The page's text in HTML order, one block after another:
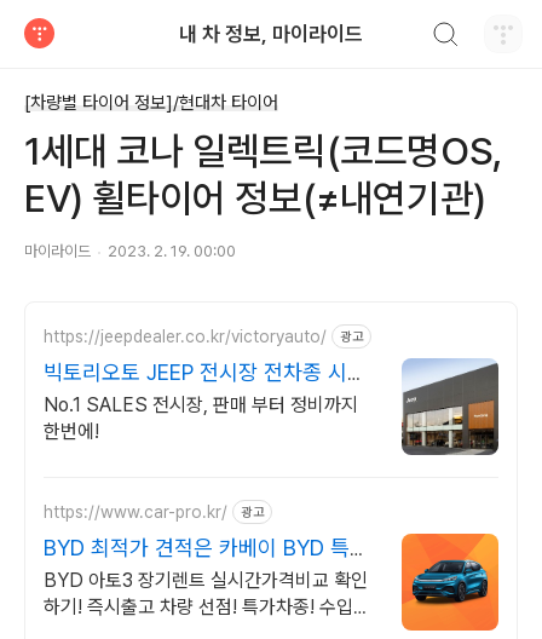
내 차 정보, 마이라이드
[차량별 타이어 정보]/현대차 타이어
1세대 코나 일렉트릭(코드명OS,
EV) 휠타이어 정보(≠내연기관)
마이라이드 2023. 2. 19. 00:00
https://jeepdealer.co.kr/victoryauto/ 광고
빅토리오토 JEEP 전시장 전차종 시승
가능,친절한 상담
No.1 SALES 전시장, 판매 부터 정비까지
한번에!
https://www.car-pro.kr/ 광고
BYD 최적가 견적은 카베이 BYD 특가
차량 무료견적
BYD 아토3 장기렌트 실시간가격비교 확인
하기! 즉시출고 차량 선점! 특가차종! 수입차